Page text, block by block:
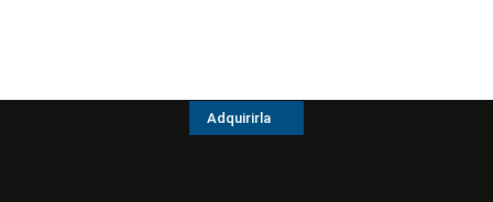
Adquirirla